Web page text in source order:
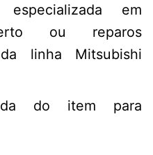
especializada em
ou reparos
linha Mitsubishi
do item para